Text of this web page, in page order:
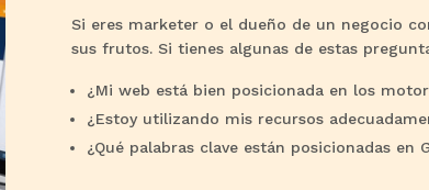
Si eres marketer o el dueño de un negocio
sus frutos. Si tienes algunas de estas
¿Mi web está bien posicionada en los
¿Estoy utilizando mis recursos
¿Qué palabras clave están posicionadas en